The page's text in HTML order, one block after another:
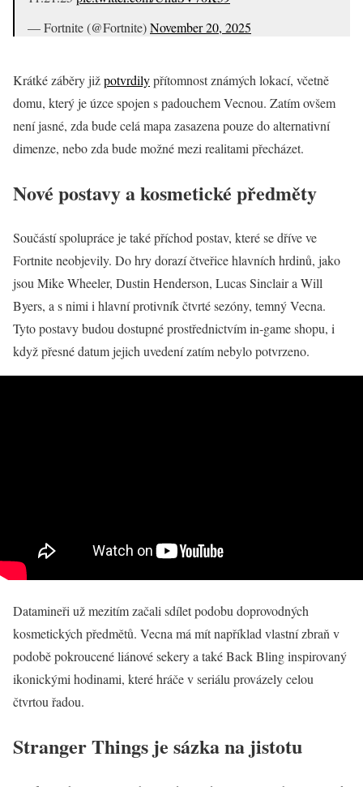
— Fortnite (@Fortnite)November 20, 2025
Krátké záběry jižpotvrdilypřítomnost známých lokací, včetně
domu, který je úzce spojen s padouchem Vecnou. Zatím ovšem
není jasné, zda bude celá mapa zasazena pouze do alternativní
dimenze, nebo zda bude možné mezi realitami přecházet.
Nové postavy a kosmetické předměty
Součástí spolupráce je také příchod postav, které se dříve ve
Fortnite neobjevily. Do hry dorazí čtveřice hlavních hrdinů, jako
jsou Mike Wheeler, Dustin Henderson, Lucas Sinclair a Will
Byers, a s nimi i hlavní protivník čtvrté sezóny, temný Vecna.
Tyto postavy budou dostupné prostřednictvím in-game shopu, i
když přesné datum jejich uvedení zatím nebylo potvrzeno.
Datamineři už mezitím začali sdílet podobu doprovodných
kosmetických předmětů. Vecna má mít například vlastní zbraň v
podobě pokroucené liánové sekery a také Back Bling inspirovaný
ikonickými hodinami, které hráče v seriálu provázely celou
čtvrtou řadou.
Stranger Things je sázka na jistotu